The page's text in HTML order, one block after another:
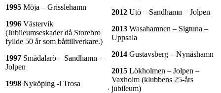
1995 Möja – Grisslehamn
1996 Västervik
(Jubileumseskader då Storebro
fyllde 50 år som båttillverkare.)
1997 Smådalarö – Sandhamn –
Jolpen
1998 Nyköping -l Trosa
.
2012 Utö – Sandhamn – Jolpen
2013 Wasahamnen – Sigtuna –
Uppsala
2014 Gustavsberg – Nynäshamn
2015 Lökholmen – Jolpen –
Vaxholm (klubbens 25-års
jubileum)